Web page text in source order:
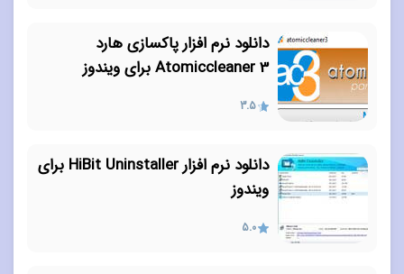
دانلود نرم افزار پاکسازی هارد
Atomiccleaner 3 برای ویندوز
3.5
دانلود نرم افزار HiBit Uninstaller برای
ویندوز
5.0